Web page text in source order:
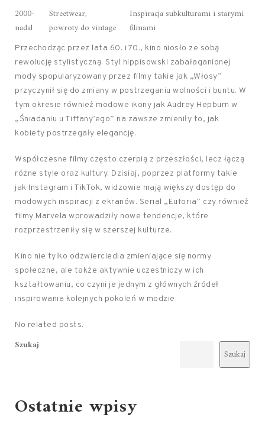
2000-
nadal
Streetwear,
powroty do vintage
Inspiracja subkulturami i starymi
filmami
Przechodząc przez lata 60. i 70., kino niosło ze sobą
rewolucję stylistyczną. Styl hippisowski zabałaganionej
mody spopularyzowany przez filmy takie jak „Włosy”
przyczynił się do zmiany w postrzeganiu wolności i buntu. W
tym okresie również modowe ikony jak Audrey Hepburn w
„Śniadaniu u Tiffany’ego” na zawsze zmieniły to, jak
kobiety postrzegały elegancję.
Współczesne filmy często czerpią z przeszłości, lecz łączą
różne style oraz kultury. Dzisiaj, poprzez platformy takie
jak Instagram i TikTok, widzowie mają większy dostęp do
modowych inspiracji z ekranów. Serial „Euforia” czy również
filmy Marvela wprowadziły nowe tendencje, które
rozprzestrzeniły się w szerszej kulturze.
Kino nie tylko odzwierciedla zmieniające się normy
społeczne, ale także aktywnie uczestniczy w ich
kształtowaniu, co czyni je jednym z głównych źródeł
inspirowania kolejnych pokoleń w modzie.
No related posts.
Szukaj
Szukaj
Ostatnie wpisy